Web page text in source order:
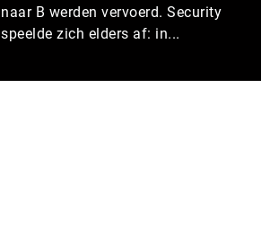
naar B werden vervoerd. Security
speelde zich elders af: in...